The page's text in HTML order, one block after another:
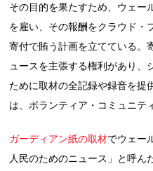
その目的を果たすため、ウェー
を雇い、その報酬をクラウド・
寄付で賄う計画を立てている。
ュースを主張する権利があり、
ために取材の全記録や録音を提
は、ボランティア・コミュニテ
ガーディアン紙の取材でウェー
人民のためのニュース」と呼ん